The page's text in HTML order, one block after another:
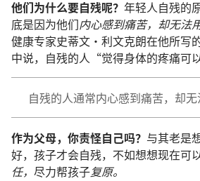
他们为什么要自残呢？ 年轻人自残的
底是因为他们内心感到痛苦，却无法
健康专家史蒂文·利文克朗在他所写
中说，自残的人“觉得身体的疼痛可
自残的人通常内心感到痛苦，却无
作为父母，你责怪自己吗？ 与其老是
好，孩子才会自残，不如想想现在可
任， 尽力帮孩子复原。